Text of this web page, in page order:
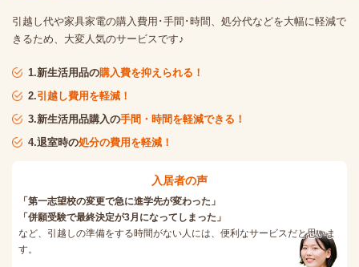
引越し代や家具家電の購入費用･手間･時間、処分代などを大幅に軽減で
きるため、大変人気のサービスです♪
1.新生活用品の購入費を抑えられる！
2.引越し費用を軽減！
3.新生活用品購入の手間・時間を軽減できる！
4.退室時の処分の費用を軽減！
入居者の声
「第一志望校の変更で急に進学先が変わった」
「併願受験で最終決定が3月になってしまった」
など、引越しの準備をする時間がない人には、便利なサービスだと思いま
す。